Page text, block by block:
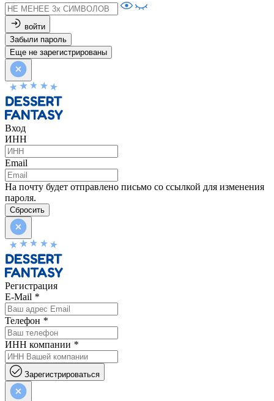
войти
Забыли пароль
Еще не зарегистрированы
Вход
ИНН
Email
На почту будет отправлено письмо со ссылкой для изменения
пароля.
Сбросить
Регистрация
E-Mail *
Телефон *
ИНН компании *
Зарегистрироваться